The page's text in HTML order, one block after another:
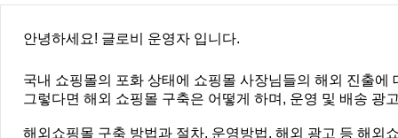
안녕하세요! 글로비 운영자 입니다.
국내 쇼핑몰의 포화 상태에 쇼핑몰 사장님들의 해외 진출
그렇다면 해외 쇼핑몰 구축은 어떻게 하며, 운영 및 배송 광
해외쇼핑몰 구축 방법과 절차, 운영방법, 해외 광고 등 해외